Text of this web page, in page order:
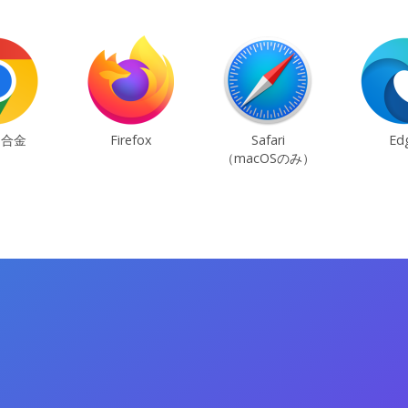
金 Firefox
Safari
（macOSのみ）